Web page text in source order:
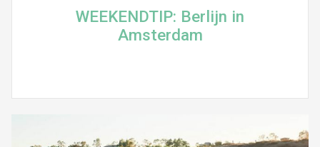
WEEKENDTIP: Berlijn in
Amsterdam